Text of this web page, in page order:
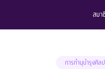
สมา
การทำนุบำรุงศิ